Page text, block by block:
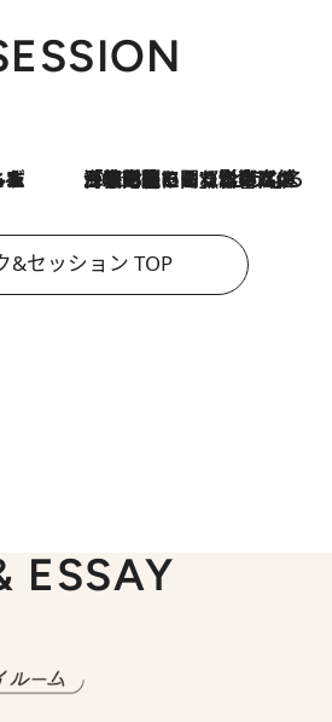
2026.8.3
「住宅建てられない…」「サーチャージ料の高値が続いている」ホルムズ海峡封鎖による影響はいつまで続く？《エネルギー専門家に聞く“どうなる日本の暮らし”》
&セッション TOP
ESSAY